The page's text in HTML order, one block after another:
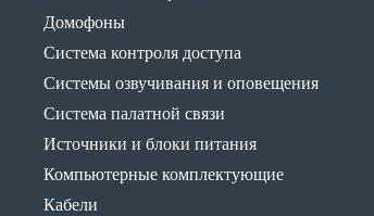
Домофоны
Система контроля доступа
Системы озвучивания и оповещения
Система палатной связи
Источники и блоки питания
Компьютерные комплектующие
Кабели